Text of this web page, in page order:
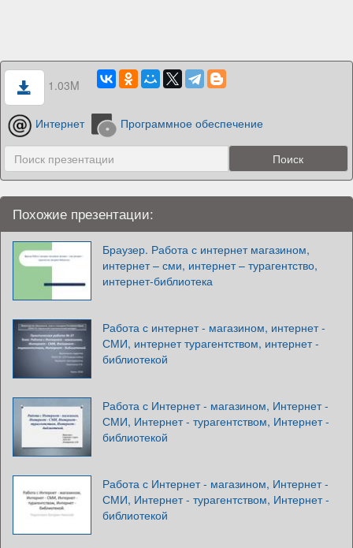
1.03M
Интернет Программное обеспечение
Похожие презентации:
Браузер. Работа с интернет магазином,
интернет – сми, интернет – турагентство,
интернет-библиотека
Работа с интернет - магазином, интернет -
СМИ, интернет турагентством, интернет -
библиотекой
Работа с Интернет - магазином, Интернет -
СМИ, Интернет - турагентством, Интернет -
библиотекой
Работа с Интернет - магазином, Интернет -
СМИ, Интернет - турагентством, Интернет -
библиотекой